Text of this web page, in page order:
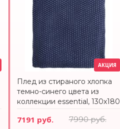
АКЦИЯ
Плед из стираного хлопка
темно-синего цвета из
коллекции essential, 130х180
7191 руб. 7990 руб.